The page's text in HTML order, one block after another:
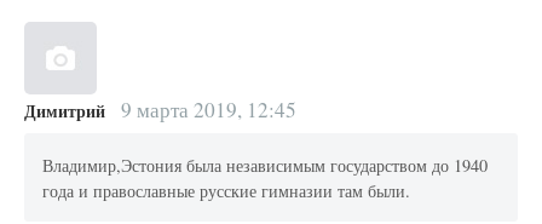
Димитрий 9 марта 2019, 12:45
Владимир,Эстония была независимым государством до 1940
года и православные русские гимназии там были.